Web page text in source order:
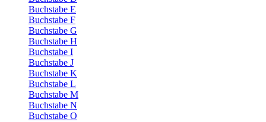
Buchstabe E
Buchstabe F
Buchstabe G
Buchstabe H
Buchstabe I
Buchstabe J
Buchstabe K
Buchstabe L
Buchstabe M
Buchstabe N
Buchstabe O